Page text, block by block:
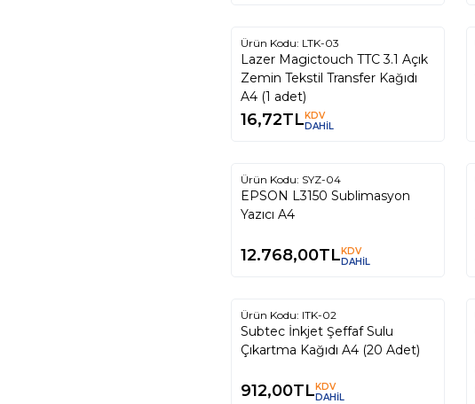
Ürün Kodu: LTK-03
Lazer Magictouch TTC 3.1 Açık
Zemin Tekstil Transfer Kağıdı
A4 (1 adet)
16,72TLKDV
DAHİL
Ürün Kodu: SYZ-04
EPSON L3150 Sublimasyon
Yazıcı A4
12.768,00TLKDV
DAHİL
Ürün Kodu: ITK-02
Subtec İnkjet Şeffaf Sulu
Çıkartma Kağıdı A4 (20 Adet)
912,00TLKDV
DAHİL